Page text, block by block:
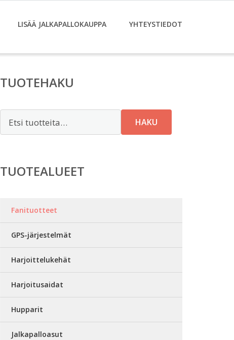
LISÄÄ JALKAPALLOKAUPPA YHTEYSTIEDOT
TUOTEHAKU
HAKU
TUOTEALUEET
Fanituotteet
GPS-järjestelmät
Harjoittelukehät
Harjoitusaidat
Hupparit
Jalkapalloasut